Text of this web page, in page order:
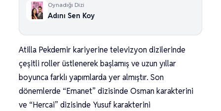
Oynadığı Dizi
Adını Sen Koy
Atilla Pekdemir kariyerine televizyon dizilerinde
çeşitli roller üstlenerek başlamış ve uzun yıllar
boyunca farklı yapımlarda yer almıştır. Son
dönemlerde “Emanet” dizisinde Osman karakterini
ve “Hercai” dizisinde Yusuf karakterini